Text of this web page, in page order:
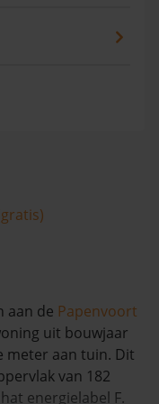
aan de Papenvoort
uit bouwjaar
meter aan tuin. Dit
van 182
energielabel F.